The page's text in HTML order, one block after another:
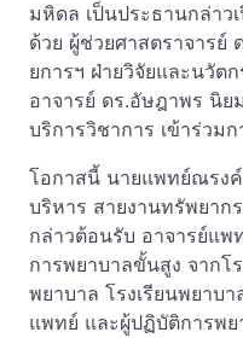
มหิดล เป็นประธานกล่าว
ด้วย ผู้ช่วยศาสตราจารย์
ยการฯ ฝ่ายวิจัยและนวัต
อาจารย์ ดร.อัษฎาพร นิ
บริการวิชาการ เข้าร่วม
โอกาสนี้ นายแพทย์ณรงค์
บริหาร สายงานทรัพยาก
กล่าวต้อนรับ อาจารย์แ
การพยาบาลขั้นสูง จากโ
พยาบาล โรงเรียนพยาบ
แพทย์ และผู้ปฏิบัติการพย